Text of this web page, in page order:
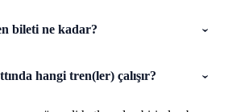
bileti ne kadar?
hangi tren(ler) çalışır?